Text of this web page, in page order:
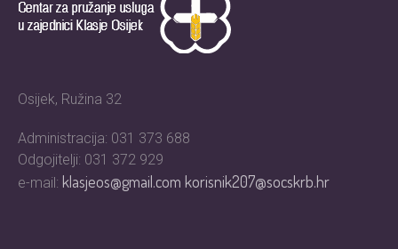
Osijek, Ružina 32
Administracija: 031 373 688
Odgojitelji: 031 372 929
e-mail: klasjeos@gmail.comkorisnik207@socskrb.hr